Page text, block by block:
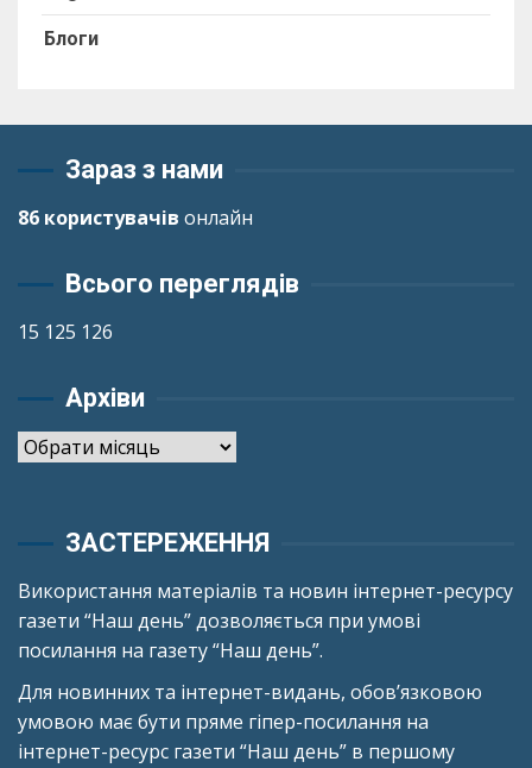
Блоги
Зараз з нами
86 користувачів онлайн
Всього переглядів
15 125 126
Архіви
Архіви
ЗАСТЕРЕЖЕННЯ
Використання матеріалів та новин інтернет-ресурсу
газети “Наш день” дозволяється при умові
посилання на газету “Наш день”.
Для новинних та інтернет-видань, обов’язковою
умовою має бути пряме гіпер-посилання на
інтернет-ресурс газети “Наш день” в першому